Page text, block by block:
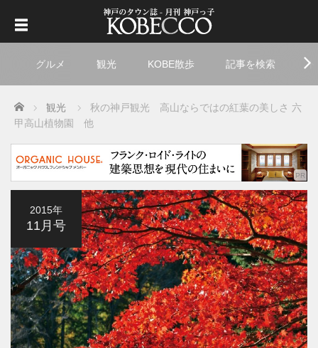
グルメ 観光 KOBE散歩 記事を検索
Home 観光
秋の神戸観光 高山ならではの紅葉の美しさ 六
甲高山植物園 他
2015年
11月号